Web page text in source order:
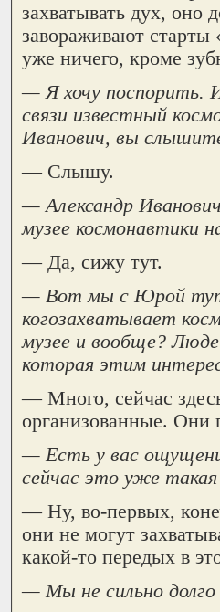
захватывать дух, оно
завораживают
уже ничего, кроме
— Я хочу поспорить.
связи известный
Иванович, вы
— Слышу.
— Александр
музее космонавтики
— Да, сижу тут.
— Вот мы с Юрой тут
когозахватывает
музее и вообще?
которая этим
— Много, сейчас
организованные. Они
— Есть у вас
сейчас это уже такая
— Ну, во-первых,
они не могут
какой-то передых в
— Мы не сильно долго